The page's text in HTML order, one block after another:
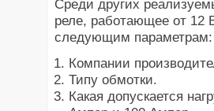
Среди других
реле, работающее от 12
следующим параметрам:
Компании
Типу обмотки.
Какая допускается